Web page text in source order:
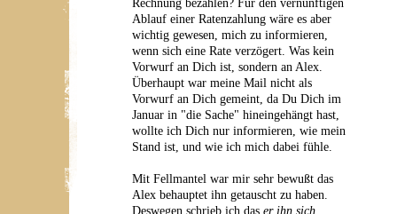
Rechnung bezahlen? Für den vernünftigen
Ablauf einer Ratenzahlung wäre es aber
wichtig gewesen, mich zu informieren,
wenn sich eine Rate verzögert. Was kein
Vorwurf an Dich ist, sondern an Alex.
Überhaupt war meine Mail nicht als
Vorwurf an Dich gemeint, da Du Dich im
Januar in "die Sache" hineingehängt hast,
wollte ich Dich nur informieren, wie mein
Stand ist, und wie ich mich dabei fühle.
Mit Fellmantel war mir sehr bewußt das
Alex behauptet ihn getauscht zu haben.
Deswegen schrieb ich daser ihn sich